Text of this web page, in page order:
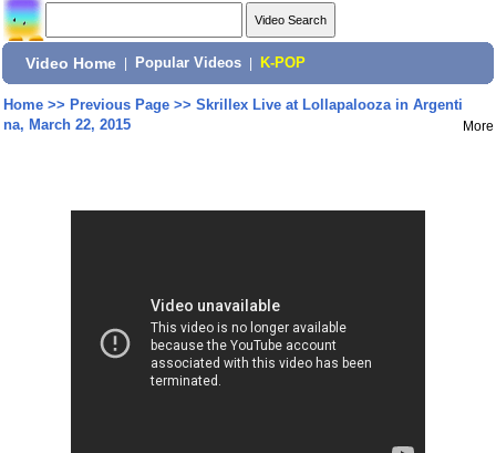
Video Home Popular Videos K-POP
Home>> Previous Page>> Skrillex Live at Lollapalooza in Argenti
na, March 22, 2015
More